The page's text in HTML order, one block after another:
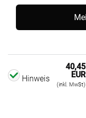
Hinweis
40,45
EUR
(inkl. MwSt)